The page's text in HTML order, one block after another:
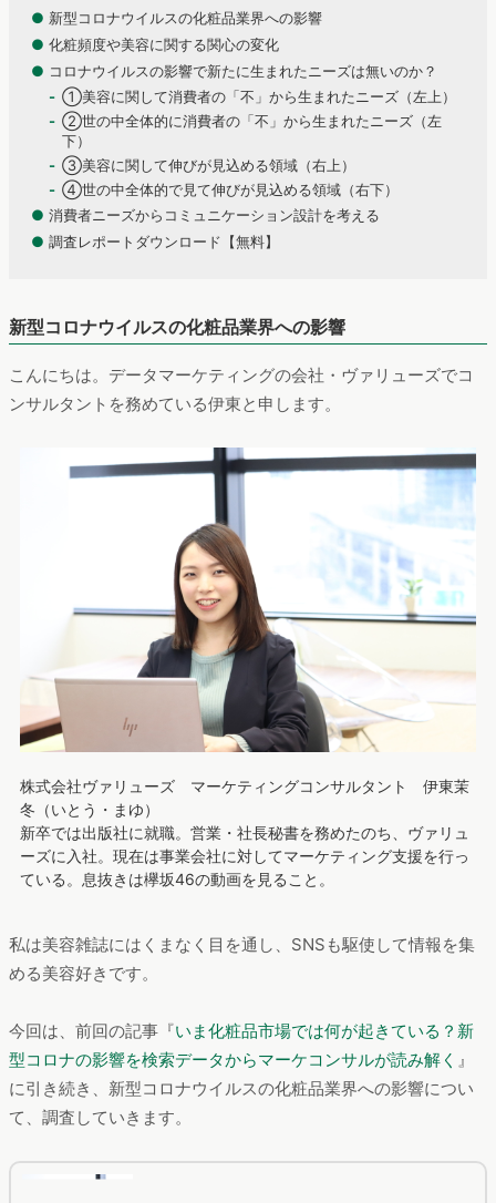
● 新型コロナウイルスの化粧品業界への影響
● 化粧頻度や美容に関する関心の変化
● コロナウイルスの影響で新たに生まれたニーズは無いのか？
①美容に関して消費者の「不」から生まれたニーズ（左上）
②世の中全体的に消費者の「不」から生まれたニーズ（左
下）
③美容に関して伸びが見込める領域（右上）
④世の中全体的で見て伸びが見込める領域（右下）
● 消費者ニーズからコミュニケーション設計を考える
● 調査レポートダウンロード【無料】
新型コロナウイルスの化粧品業界への影響
こんにちは。データマーケティングの会社・ヴァリューズでコ
ンサルタントを務めている伊東と申します。
株式会社ヴァリューズ マーケティングコンサルタント 伊東茉
冬（いとう・まゆ）
新卒では出版社に就職。営業・社長秘書を務めたのち、ヴァリュ
ーズに入社。現在は事業会社に対してマーケティング支援を行っ
ている。息抜きは欅坂46の動画を見ること。
私は美容雑誌にはくまなく目を通し、SNSも駆使して情報を集
める美容好きです。
今回は、前回の記事『いま化粧品市場では何が起きている？新
型コロナの影響を検索データからマーケコンサルが読み解く 』
に引き続き、新型コロナウイルスの化粧品業界への影響につい
て、調査していきます。